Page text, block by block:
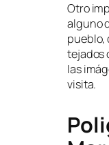
Otro
alguno
pueblo,
tejados
las
visita.